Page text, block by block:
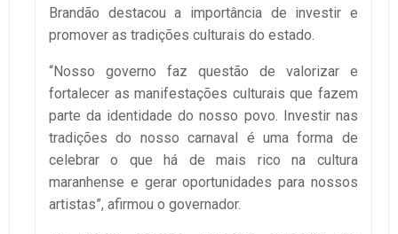
Brandão destacou a importância de investir e
promover as tradições culturais do estado.
“Nosso governo faz questão de valorizar e
fortalecer as manifestações culturais que fazem
parte da identidade do nosso povo. Investir nas
tradições do nosso carnaval é uma forma de
celebrar o que há de mais rico na cultura
maranhense e gerar oportunidades para nossos
artistas”, afirmou o governador.